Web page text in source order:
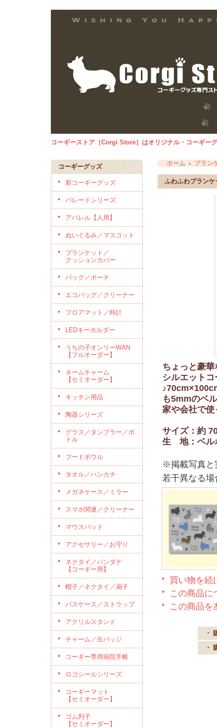
コーギーストア［Corgi Store］はオリジナル・コーギー
コーギーグッズ
新コーギーグッズ
パレードシリーズ
アパレル【人用】
ぬいぐるみ／マスコット
ブランケット／
クッションカバー
バッグ／ポーチ
エコバッグ／クリーナー
フロアマット／時計
LEDキーホルダー
うちの子オンリーWAN
【フルオーダー】
ネームチャーム
【セミオーダー】
キッチン用品
陶器シリーズ
グラス／タンブラー／ボ
トル
フードボウル
タオル／ハンカチ
メガネケース／ミラー
スマホ関連／クリーナー
マウスパッド
アクセサリー／お守り
ネクタイ／バンダナ
【コーギー用】
帽子／ネクタイ／扇子
パスケース／ストラップ
アクリルスタンド
チャーム／缶バッジ
コーギー専用病院手帳
ロゴシールシリーズ
コーギーマット
【セミオーダー】
ゴム判子
【セミオーダー】
ホーム ＞ ブラ
ふわふわブランケ
ちょっと豪
シルエット
も5mmのベ
家や会社で
サイズ：約
生 地：ベル
※掲載写真と
若干異なる
買い物を続
この商品に
この商品を
・
・